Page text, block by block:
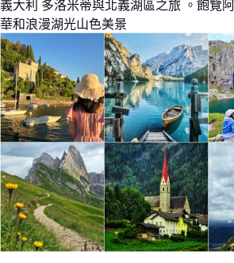
義大利 多洛米蒂與北義湖區之旅 。飽覽
華和浪漫湖光山色美景